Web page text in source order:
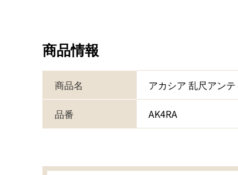
商品情報
商品名 アカシア 乱尺アン
品番 AK4RA